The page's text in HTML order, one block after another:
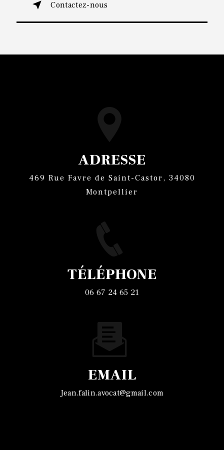
Contactez-nous
ADRESSE
469 Rue Favre de Saint-Castor, 34080
Montpellier
TÉLÉPHONE
06 67 24 65 21
EMAIL
jean.falin.avocat@gmail.com